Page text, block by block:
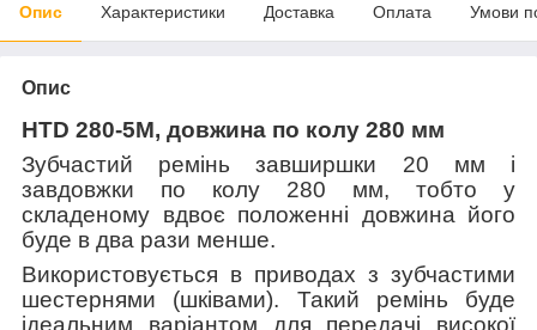
Опис Характеристики Доставка Оплата Умови
Опис
HTD 280-5M, довжина по колу 280 мм
Зубчастий ремінь завширшки 20 мм і
завдовжки по колу 280 мм, тобто у
складеному вдвоє положенні довжина його
буде в два рази менше.
Використовується в приводах з зубчастими
шестернями (шківами). Такий ремінь буде
ідеальним варіантом для передачі високої